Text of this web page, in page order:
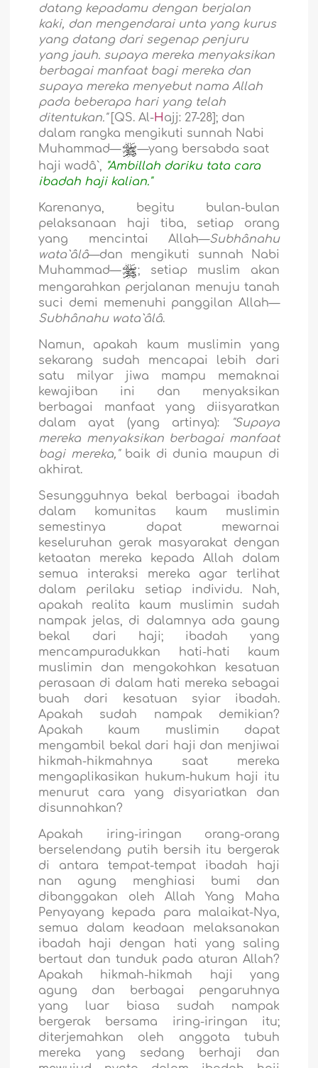
datang kepadamu dengan berjalan
kaki, dan mengendarai unta yang kurus
yang datang dari segenap penjuru
yang jauh. supaya mereka menyaksikan
berbagai manfaat bagi mereka dan
supaya mereka menyebut nama Allah
pada beberapa hari yang telah
ditentukan." [QS. Al-Hajj: 27-28]; dan
dalam rangka mengikuti sunnah Nabi
Muhammad—
—yang bersabda saat
haji wadâ`, "Ambillah dariku tata cara
ibadah haji kalian."
Karenanya, begitu bulan-bulan
pelaksanaan haji tiba, setiap orang
yang mencintai Allah—Subhânahu
wata`âlâ—dan mengikuti sunnah Nabi
Muhammad—
; setiap muslim akan
mengarahkan perjalanan menuju tanah
suci demi memenuhi panggilan Allah—
Subhânahu wata`âlâ.
Namun, apakah kaum muslimin yang
sekarang sudah mencapai lebih dari
satu milyar jiwa mampu memaknai
kewajiban ini dan menyaksikan
berbagai manfaat yang diisyaratkan
dalam ayat (yang artinya):
"Supaya
mereka menyaksikan berbagai manfaat
bagi mereka,"baik di dunia maupun di
akhirat.
Sesungguhnya bekal berbagai ibadah
dalam komunitas kaum muslimin
semestinya dapat mewarnai
keseluruhan gerak masyarakat dengan
ketaatan mereka kepada Allah dalam
semua interaksi mereka agar terlihat
dalam perilaku setiap individu. Nah,
apakah realita kaum muslimin sudah
nampak jelas, di dalamnya ada gaung
bekal dari haji; ibadah yang
mencampuradukkan hati-hati kaum
muslimin dan mengokohkan kesatuan
perasaan di dalam hati mereka sebagai
buah dari kesatuan syiar ibadah.
Apakah sudah nampak demikian?
Apakah kaum muslimin dapat
mengambil bekal dari haji dan menjiwai
hikmah-hikmahnya saat mereka
mengaplikasikan hukum-hukum haji itu
menurut cara yang disyariatkan dan
disunnahkan?
Apakah iring-iringan orang-orang
berselendang putih bersih itu bergerak
di antara tempat-tempat ibadah haji
nan agung menghiasi bumi dan
dibanggakan oleh Allah Yang Maha
Penyayang kepada para malaikat-Nya,
semua dalam keadaan melaksanakan
ibadah haji dengan hati yang saling
bertaut dan tunduk pada aturan Allah?
Apakah hikmah-hikmah haji yang
agung dan berbagai pengaruhnya
yang luar biasa sudah nampak
bergerak bersama iring-iringan itu;
diterjemahkan oleh anggota tubuh
mereka yang sedang berhaji dan